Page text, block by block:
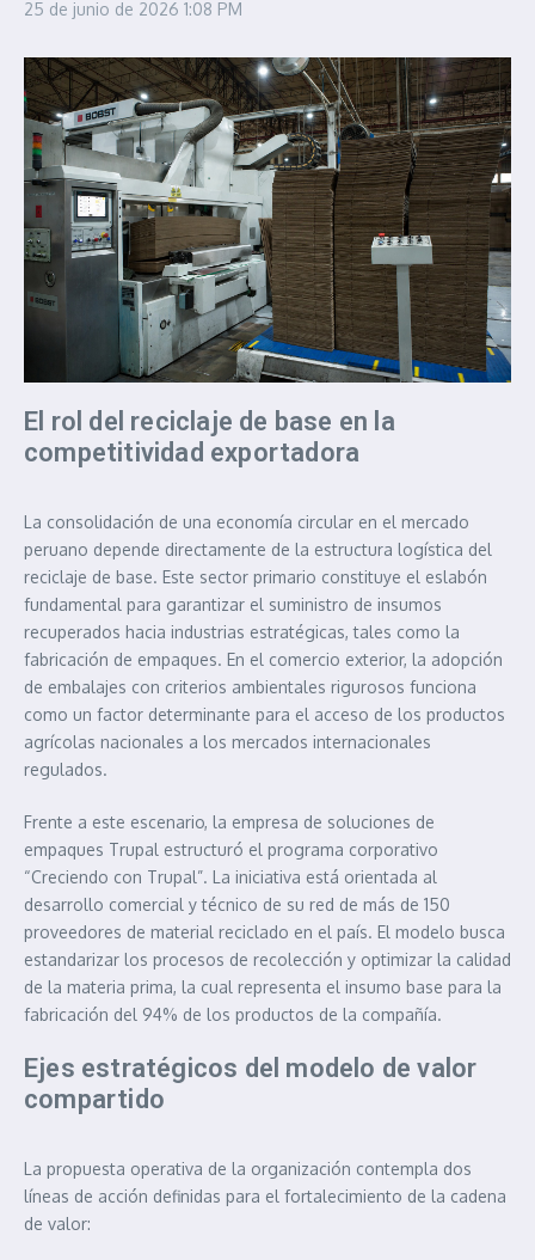
25 de junio de 2026 1:08 PM
El rol del reciclaje de base en la
competitividad exportadora
La consolidación de una economía circular en el mercado
peruano depende directamente de la estructura logística del
reciclaje de base. Este sector primario constituye el eslabón
fundamental para garantizar el suministro de insumos
recuperados hacia industrias estratégicas, tales como la
fabricación de empaques. En el comercio exterior, la adopción
de embalajes con criterios ambientales rigurosos funciona
como un factor determinante para el acceso de los productos
agrícolas nacionales a los mercados internacionales
regulados.
Frente a este escenario, la empresa de soluciones de
empaques Trupal estructuró el programa corporativo
“Creciendo con Trupal”. La iniciativa está orientada al
desarrollo comercial y técnico de su red de más de 150
proveedores de material reciclado en el país. El modelo busca
estandarizar los procesos de recolección y optimizar la calidad
de la materia prima, la cual representa el insumo base para la
fabricación del 94% de los productos de la compañía.
Ejes estratégicos del modelo de valor
compartido
La propuesta operativa de la organización contempla dos
líneas de acción definidas para el fortalecimiento de la cadena
de valor: